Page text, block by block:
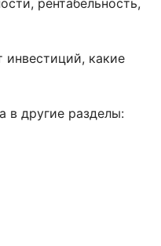
рентабельность,
инвестиций, какие
в другие разделы: